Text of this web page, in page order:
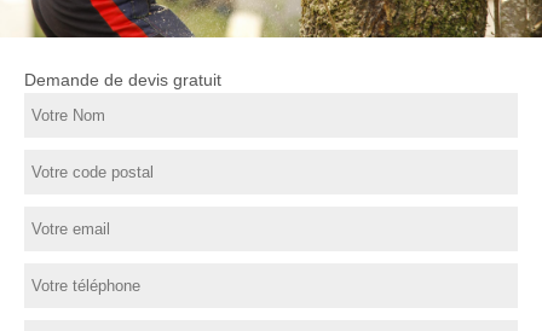
Demande de devis gratuit